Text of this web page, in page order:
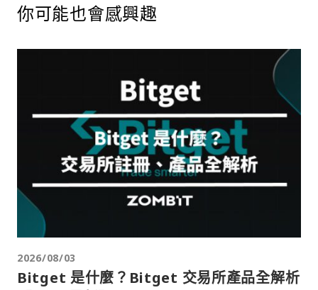
你可能也會感興趣
2026/08/03
Bitget 是什麼？Bitget 交易所產品全解析